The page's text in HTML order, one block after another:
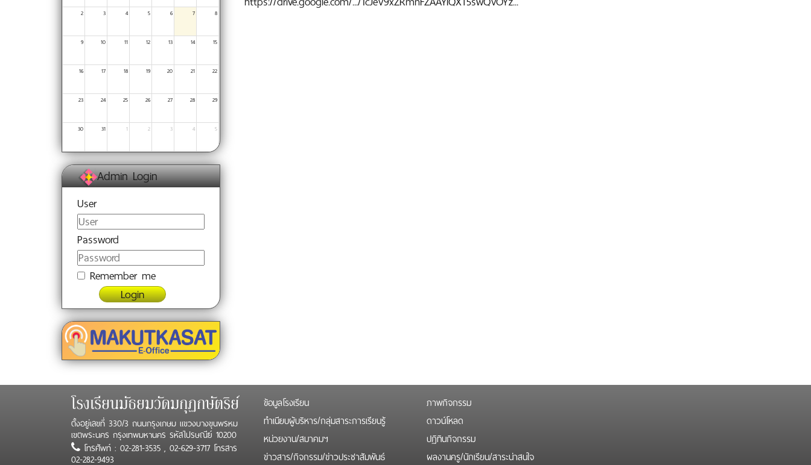
2 3 4 5 6 7 8
9 10 11 12 13 14 15
16 17 18 19 20 21 22
23 24 25 26 27 28 29
30 31 1 2 3 4 5
Admin Login
User
Password
Remember me
Login
โรงเรียนมัธยมวัดมกุฏกษัตริย์
ตั้งอยู่เลขที่ 330/3 ถนนกรุงเกษม แขวงบางขุนพรหม
เขตพระนคร กรุงเทพมหานคร รหัสไปรษณีย์ 10200
โทรศัพท์ : 02-281-3535 , 02-629-3717 โทรสาร
02-282-9493
ข้อมูลโรงเรียน
ทำเนียบผู้บริหาร/กลุ่มสาระการเรียนรู้
หน่วยงาน/สมาคมฯ
ข่าวสาร/กิจกรรม/ข่าวประชาสัมพันธ์
ภาพกิจกรรม
ดาวน์โหลด
ปฏิทินกิจกรรม
ผลงานครู/นักเรียน/สาระน่าสนใจ